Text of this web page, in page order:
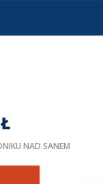
NAD SANEM